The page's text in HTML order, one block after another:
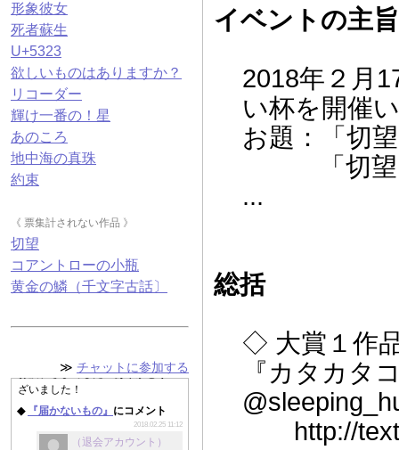
形象彼女
死者蘇生
U+5323
欲しいものはありますか？
リコーダー
輝け一番の！星
あのころ
地中海の真珠
約束
《 票集計されない作品 》
切望
コアントローの小瓶
黄金の鱗（千文字古話〕
≫ チャットに参加する
http://text-poi.net/vote/145/
作品数は少ないですが、どちらも
面白いですよ！
todatori
少しでしたが楽しかったです。あ
ポキール尻ピッタン
ありがとうございます！ 本当に
てきすとぽい
皆さま、遅くまでご参加ありがと
うございました！
おやすみなさいませ、どうかよい
U.C.O.
お疲れさまでした＆ありがとうご
ざいました！
◆
『届かないもの』 にコメント
2018.02.25 11:12
（退会アカウント）
イベントの主
2018年２月
い杯を開催
お題：「切
「切望」
...
総括
◇ 大賞１作
『カタカタ
http://text-